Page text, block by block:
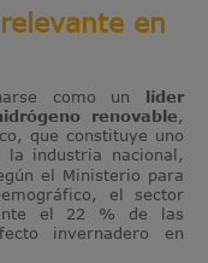
en
como un líder
renovable,
que constituye uno
la industria nacional,
el Ministerio para
el sector
el 22 % de las
invernadero en